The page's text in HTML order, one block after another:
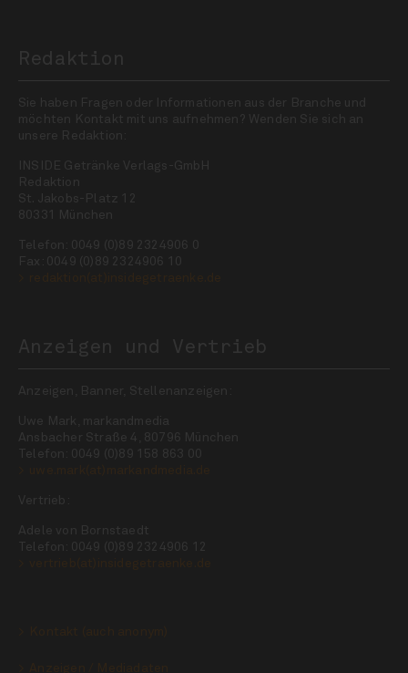
Redaktion
Sie haben Fragen oder Informationen aus der Branche und
möchten Kontakt mit uns aufnehmen? Wenden Sie sich an
unsere Redaktion:
INSIDE Getränke Verlags-GmbH
Redaktion
St. Jakobs-Platz 12
80331 München
Telefon: 0049 (0)89 2324906 0
Fax: 0049 (0)89 2324906 10
Anzeigen und Vertrieb
Anzeigen, Banner, Stellenanzeigen:
Uwe Mark, markandmedia
Ansbacher Straße 4, 80796 München
Telefon: 0049 (0)89 158 863 00
Vertrieb:
Adele von Bornstaedt
Telefon: 0049 (0)89 2324906 12